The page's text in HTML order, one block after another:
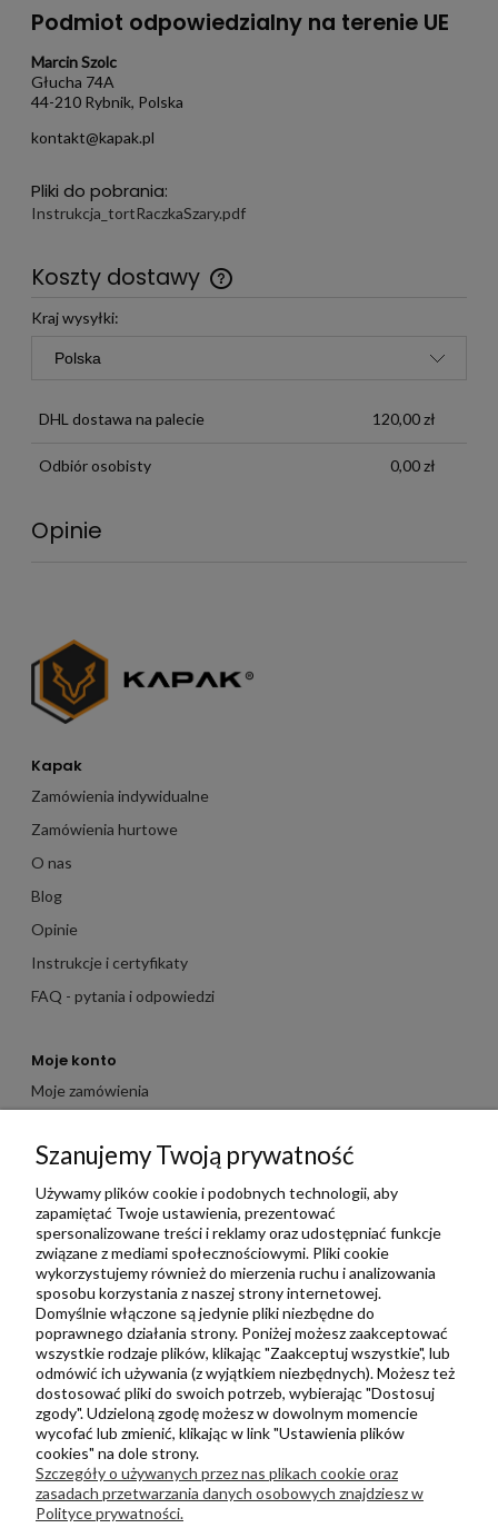
Podmiot odpowiedzialny na terenie UE
Marcin Szolc
Głucha 74A
44-210 Rybnik, Polska
kontakt@kapak.pl
Pliki do pobrania:
Instrukcja_tortRaczkaSzary.pdf
Koszty dostawy
Darmowa wysyłka już od 299 zł
Kraj wysyłki:
DHL dostawa na palecie 120,00 zł
Odbiór osobisty 0,00 zł
Opinie
Kapak
Zamówienia indywidualne
Zamówienia hurtowe
O nas
Blog
Opinie
Instrukcje i certyfikaty
FAQ - pytania i odpowiedzi
Moje konto
Moje zamówienia
Ulubione
Zbieraj punkty za zakupy
Informacje
Kontakt
Regulamin
Polityka prywatności
Metody wysyłki i płatności
Płatności odroczone PayPo
Zwroty i reklamacje
Newsletter
Szanujemy Twoją prywatność
Używamy plików cookie i podobnych technologii, aby
zapamiętać Twoje ustawienia, prezentować
spersonalizowane treści i reklamy oraz udostępniać funkcje
związane z mediami społecznościowymi. Pliki cookie
wykorzystujemy również do mierzenia ruchu i analizowania
sposobu korzystania z naszej strony internetowej.
Domyślnie włączone są jedynie pliki niezbędne do
poprawnego działania strony. Poniżej możesz zaakceptować
wszystkie rodzaje plików, klikając "Zaakceptuj wszystkie", lub
odmówić ich używania (z wyjątkiem niezbędnych). Możesz też
dostosować pliki do swoich potrzeb, wybierając "Dostosuj
zgody". Udzieloną zgodę możesz w dowolnym momencie
wycofać lub zmienić, klikając w link "Ustawienia plików
cookies" na dole strony.
Szczegóły o używanych przez nas plikach cookie oraz
zasadach przetwarzania danych osobowych znajdziesz w
Polityce prywatności.